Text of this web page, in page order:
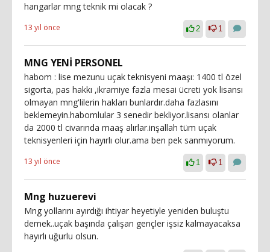
hangarlar mng teknik mi olacak ?
13 yıl önce 2 1
MNG YENİ PERSONEL
habom : lise mezunu uçak teknisyeni maaşı: 1400 tl özel
sigorta, pas hakkı ,ikramiye fazla mesai ücreti yok lisansı
olmayan mng'lilerin hakları bunlardır.daha fazlasını
beklemeyin.habomlular 3 senedir bekliyor.lisansı olanlar
da 2000 tl civarında maaş alırlar.inşallah tüm uçak
teknisyenleri için hayırlı olur.ama ben pek sanmıyorum.
13 yıl önce 1 1
Mng huzuerevi
Mng yollarını ayırdığı ihtiyar heyetiyle yeniden buluştu
demek..uçak başında çalışan gençler işsiz kalmayacaksa
hayırlı uğurlu olsun.